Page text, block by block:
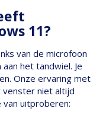
11?
van de microfoon
het tandwiel. Je
Onze ervaring met
venster niet altijd
uitproberen: